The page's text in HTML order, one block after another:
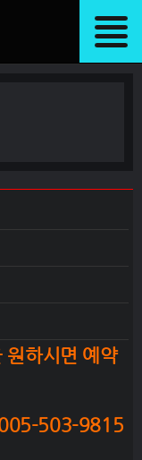
원하시면 예약
503-9815